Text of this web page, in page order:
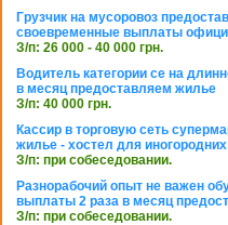
Грузчик на мусоровоз
своевременные выплаты
З/п: 26 000 - 40 000 грн.
Водитель категории се на
в месяц предоставляем жилье
З/п: 40 000 грн.
Кассир в торговую сеть
жилье - хостел для иногородних
З/п: при собеседовании.
Разнорабочий опыт не важен
выплаты 2 раза в месяц
З/п: при собеседовании.